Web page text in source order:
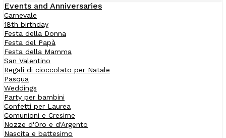
Events and Anniversaries
Carnevale
18th birthday
Festa della Donna
Festa del Papà
Festa della Mamma
San Valentino
Regali di cioccolato per Natale
Pasqua
Weddings
Party per bambini
Confetti per Laurea
Comunioni e Cresime
Nozze d'Oro e d'Argento
Nascita e battesimo